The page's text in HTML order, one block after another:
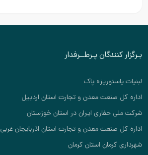
بـرگزار کنندگان پـرطــرفدار
لبنیات پاستوریزه پاک
اداره کل صنعت معدن و تجارت استان اردبیل
شرکت ملی حفاری ایران در استان خوزستان
اداره کل صنعت معدن و تجارت استان اذربایجان غربی
شهرداری کرمان استان کرمان